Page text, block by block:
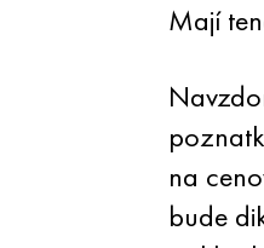
Mají
na
bude